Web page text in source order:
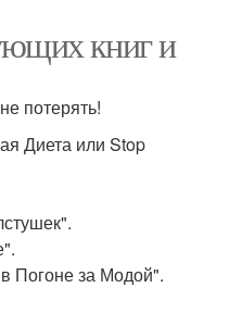
книг и
потерять!
Диета или Stop
Погоне за Модой".